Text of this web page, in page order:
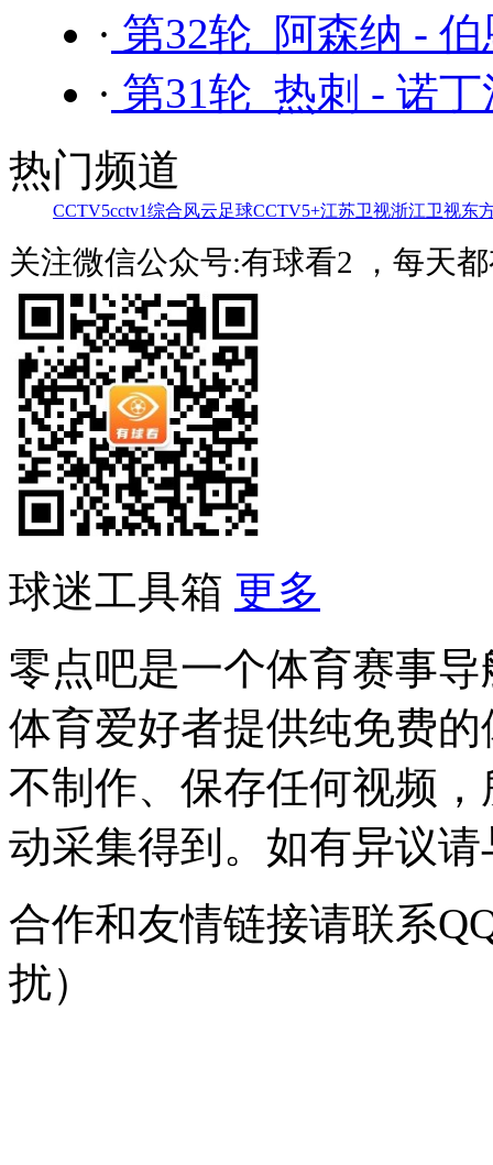
· 第32轮 阿森纳 -
· 第31轮 热刺 - 诺
热门频道
CCTV5cctv1综合风云足球CCTV5+江苏卫视浙江卫视东
关注微信公众号:有球看2 ，每天
球迷工具箱 更多
零点吧是一个体育赛事
体育爱好者提供纯免费
不制作、保存任何视频
动采集得到。如有异议
合作和友情链接请联系
扰）